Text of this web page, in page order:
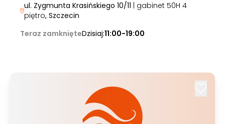
ul. Zygmunta Krasińskiego 10/11 | gabinet 50H 4
piętro, Szczecin
Teraz zamknięteDzisiaj:11:00-19:00